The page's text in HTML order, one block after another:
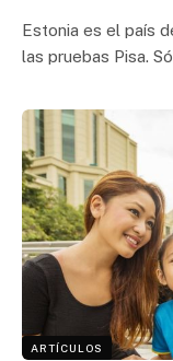
Estonia es el país
las pruebas Pisa.
ARTÍCULOS